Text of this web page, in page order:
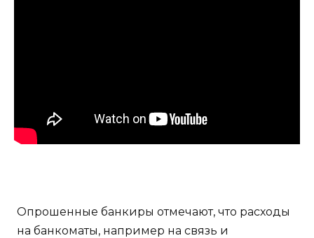
Опрошенные банкиры отмечают, что расходы
на банкоматы, например на связь и